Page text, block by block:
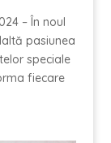
– În noul
pasiunea
speciale
fiecare